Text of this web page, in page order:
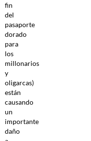
fin
del
pasaporte
dorado
para
los
millonarios
y
oligarcas)
están
causando
un
importante
daño